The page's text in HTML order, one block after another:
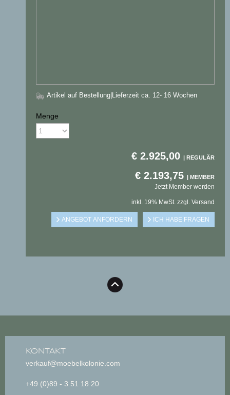
Artikel auf Bestellung |Lieferzeit ca. 12- 16 Wochen
Menge
€ 2.925,00
€ 2.193,75
Jetzt Member werden
inkl. 19% MwSt. zzgl. Versand
KONTAKT
verkauf@moebelkolonie.com
+49 (0)89 - 3 51 18 20